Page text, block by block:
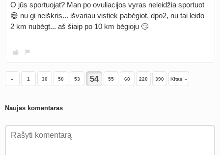
O jūs sportuojat? Man po ovuliacijos vyras neleidžia sportuot
😅 nu gi neiškris... išvariau vistiek pabėgiot, dpo2, nu tai leido
2 km nubėgt... aš šiaip po 10 km bėgioju 🙄
« 1 30 50 53 55 60 220 390 Kitas »
Naujas komentaras